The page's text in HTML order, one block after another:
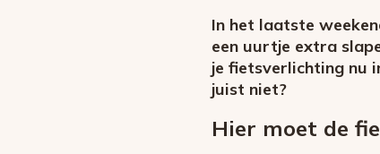
In het laatste
een uurtje extra
je fietsverlichting nu
juist niet?
Hier moet de